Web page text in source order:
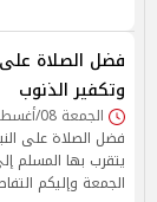
فضل الصلاة
وتكفير الذنوب
الجمعة 08/أغسطس/2025 - 02:22 م
فضل الصلاة على
يتقرب بها المسلم
الجمعة وإليكم